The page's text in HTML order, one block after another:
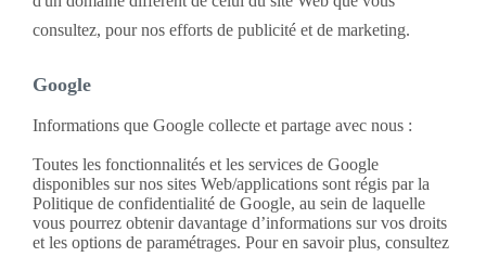
consultez, pour nos efforts de publicité et de marketing.
Google
Informations que Google collecte et partage avec nous :
Toutes les fonctionnalités et les services de Google
disponibles sur nos sites Web/applications sont régis par la
Politique de confidentialité de Google, au sein de laquelle
vous pourrez obtenir davantage d’informations sur vos droits
et les options de paramétrages. Pour en savoir plus, consultez